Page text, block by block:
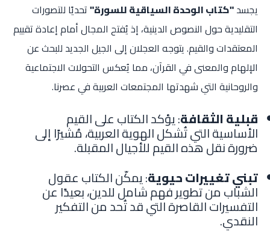
يجسد"كتاب الوحدة السياقية للسورة"تحديًا للتصورات
التقليدية حول النصوص الدينية، إذ يُفتح المجال أمام إعادة تقييم
المعتقدات والقيم. يتوجه العجلان إلى الجيل الجديد للبحث عن
الإلهام والمعنى في القرآن، مما يُعكس التحولات الاجتماعية
والروحانية التي شهدتها المجتمعات العربية في عصرنا.
قبلية الثقافة: يؤكد الكتاب على القيم
الأساسية التي تُشكل الهوية العربية، مُشيرًا إلى
ضرورة نقل هذه القيم للأجيال المقبلة.
تبني تغييرات حيوية: يمكّن الكتاب عقول
الشباب من تطوير فهم شامل للدين، بعيدًا عن
التفسيرات القاصرة التي قد تُحد من التفكير
النقدي.